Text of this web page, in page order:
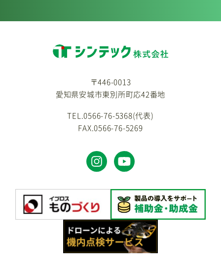
〒446-0013
愛知県安城市東別所町応42番地
TEL.0566-76-5368(代表)
FAX.0566-76-5269